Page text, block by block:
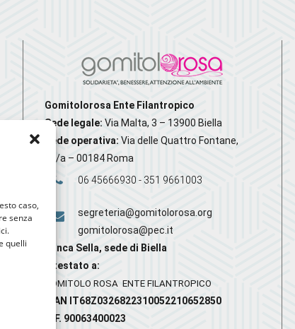
caso,
senza
quelli
Gomitolorosa Ente Filantropico
Sede legale: Via Malta, 3 – 13900 Biella
Sede operativa: Via delle Quattro Fontane,
20/a – 00184 Roma
06 45666930 - 351 9661003
segreteria@gomitolorosa.org
gomitolorosa@pec.it
Banca Sella, sede di Biella
Intestato a:
GOMITOLO ROSA ENTE FILANTROPICO
IBAN IT68Z0326822310052210652850
C.F. 90063400023